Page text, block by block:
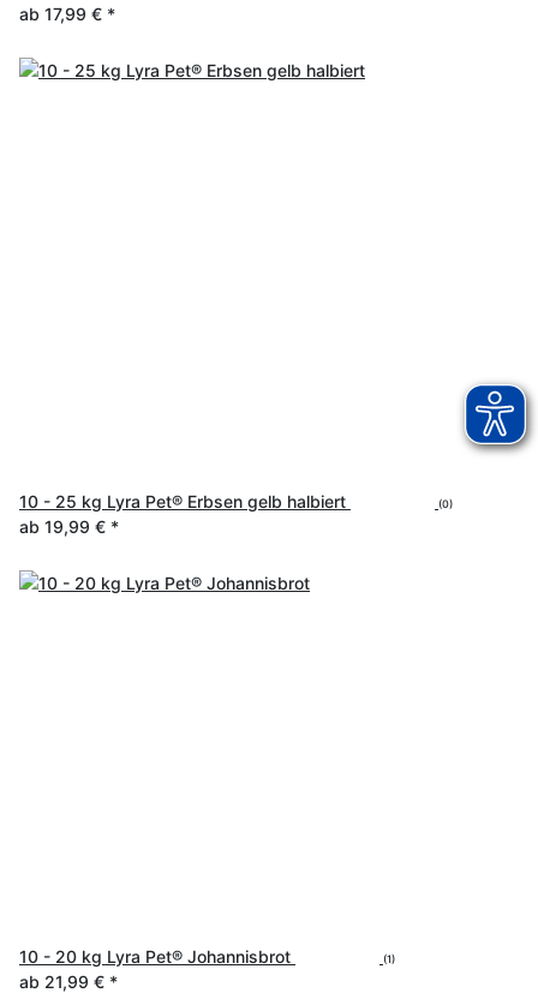
ab 17,99 € *
10 - 25 kg Lyra Pet® Erbsen gelb halbiert (0)
ab 19,99 € *
10 - 20 kg Lyra Pet® Johannisbrot (1)
ab 21,99 € *